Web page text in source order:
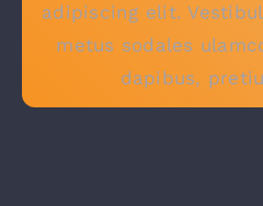
adipiscing elit.
metus sodales
dapibus,